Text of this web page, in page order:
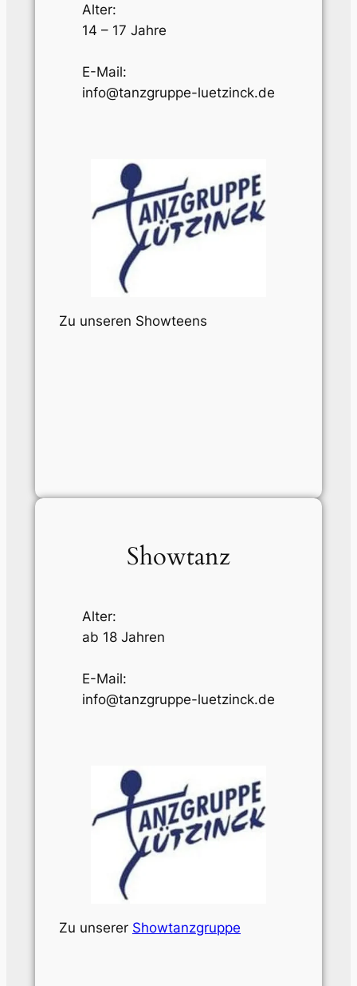
Alter:
14 – 17 Jahre
E-Mail:
info@tanzgruppe-luetzinck.de
Zu unseren Showteens
Showtanz
Alter:
ab 18 Jahren
E-Mail:
info@tanzgruppe-luetzinck.de
Zu unserer Showtanzgruppe